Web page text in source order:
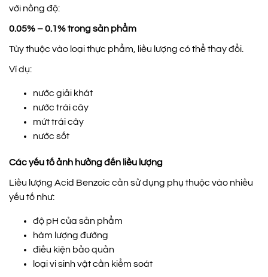
với nồng độ:
0.05% – 0.1% trong sản phẩm
Tùy thuộc vào loại thực phẩm, liều lượng có thể thay đổi.
Ví dụ:
nước giải khát
nước trái cây
mứt trái cây
nước sốt
Các yếu tố ảnh hưởng đến liều lượng
Liều lượng Acid Benzoic cần sử dụng phụ thuộc vào nhiều
yếu tố như:
độ pH của sản phẩm
hàm lượng đường
điều kiện bảo quản
loại vi sinh vật cần kiểm soát